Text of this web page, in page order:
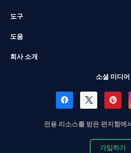
도구
도움
회사 소개
소셜 미디어
전용 리소스를 받은 편지함에
가입하기